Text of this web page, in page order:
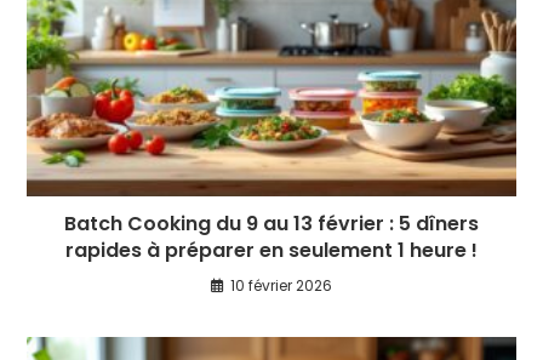
Batch Cooking du 9 au 13 février : 5 dîners
rapides à préparer en seulement 1 heure !
10 février 2026